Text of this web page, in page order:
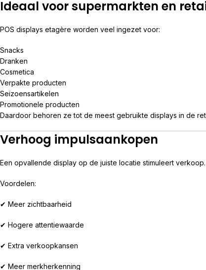
Ideaal voor supermarkten en
POS displays etagère worden veel ingezet voor:
Snacks
Dranken
Cosmetica
Verpakte producten
Seizoensartikelen
Promotionele producten
Daardoor behoren ze tot de meest gebruikte displays in de
Verhoog impulsaankopen
Een opvallende display op de juiste locatie stimuleert verkoop.
Voordelen:
✔ Meer zichtbaarheid
✔ Hogere attentiewaarde
✔ Extra verkoopkansen
✔ Meer merkherkenning